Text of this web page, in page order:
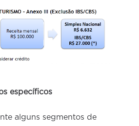
específicos
alguns segmentos de